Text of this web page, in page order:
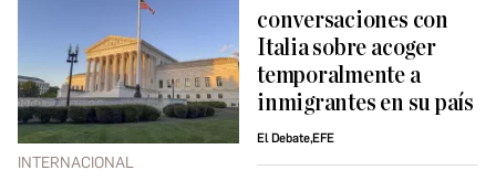
INTERNACIONAL
conversaciones con
Italia sobre acoger
temporalmente a
inmigrantes en su país
El Debate,EFE